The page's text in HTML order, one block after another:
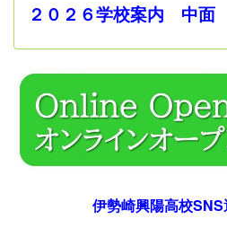
２０２６学校案内 中面
伊勢崎興陽高校